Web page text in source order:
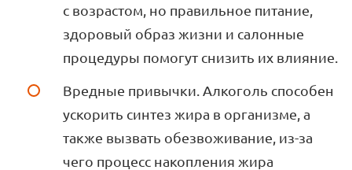
с возрастом, но правильное питание,
здоровый образ жизни и салонные
процедуры помогут снизить их влияние.
Вредные привычки. Алкоголь способен
ускорить синтез жира в организме, а
также вызвать обезвоживание, из-за
чего процесс накопления жира